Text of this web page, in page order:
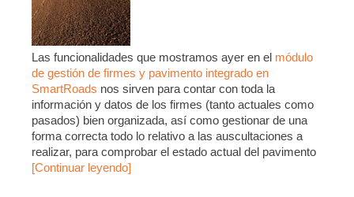
Las funcionalidades que mostramos ayer en el módulo
de gestión de firmes y pavimento integrado en
SmartRoads nos sirven para contar con toda la
información y datos de los firmes (tanto actuales como
pasados) bien organizada, así como gestionar de una
forma correcta todo lo relativo a las auscultaciones a
realizar, para comprobar el estado actual del pavimento
[Continuar leyendo]